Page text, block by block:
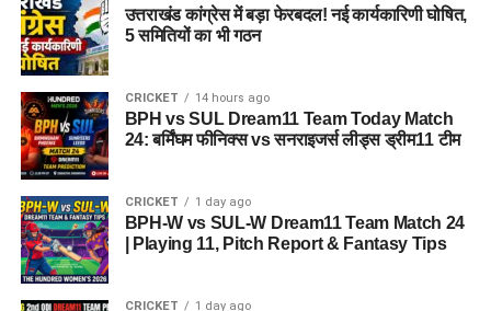
बताई गई है। विभाग की पहली प्राथमिकता देहरादून जिले या उसके
आसपास जमीन तलाशने की थी, लेकिन फिलहाल उपयुक्त जमीन उपलब्ध
नहीं हो पाई है। अब विभाग की ओर से हरिद्वार और आसपास के क्षेत्रों में
जमीन की तलाश की जा रही है। अधिकारियों को उम्मीद है कि हरिद्वार में
इसके लिए उपयुक्त जमीन मिल सकती है।
इसके अलावा उत्तरकाशी जिले के चिन्यालीसौड़ में भी एक जमीन को लेकर
संभावनाएं देखी जा रही हैं। विभाग यह जांच कर रहा है कि वहां की जमीन
और परिस्थितियां आलंबन गांव के निर्माण के लिए उपयुक्त हैं या नहीं।
महिलाओं और बच्चों को मिलेगा नया जीवन
उत्तराखंड कांग्रेस में बड़ा फेरबदल! नई कार्यकारिणी घोषित,
5 समितियों का भी गठन
CRICKET 14 hours ago
BPH vs SUL Dream11 Team Today Match
24: बर्मिंघम फीनिक्स vs सनराइजर्स लीड्स ड्रीम11 टीम
CRICKET 1 day ago
BPH-W vs SUL-W Dream11 Team Match 24
| Playing 11, Pitch Report & Fantasy Tips
CRICKET 1 day ago